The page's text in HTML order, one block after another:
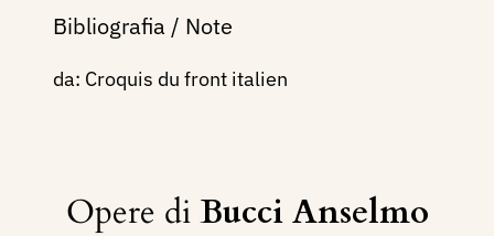
Bibliografia / Note
da: Croquis du front italien
Opere diBucci Anselmo